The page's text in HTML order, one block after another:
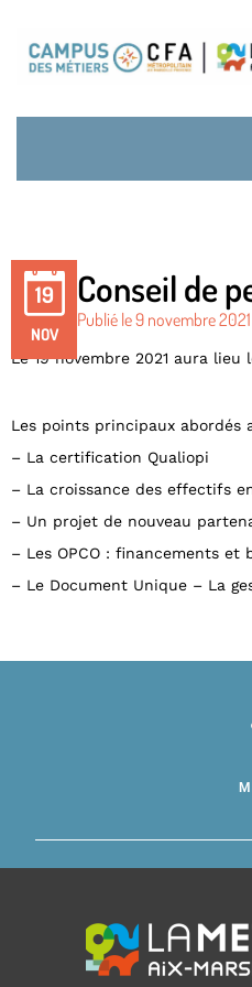
19
NOV
Conseil de
Publié le9 novembre 2021
Le 19 novembre 2021 aura
Les points principaux abordés
– La certification Qualiopi
– La croissance des effectifs
– Un projet de nouveau
– Les OPCO : financements et
– Le Document Unique – La